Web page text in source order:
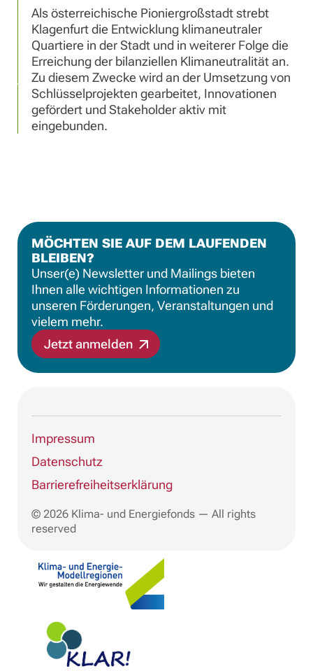
Als österreichische Pioniergroßstadt strebt
Klagenfurt die Entwicklung klimaneutraler
Quartiere in der Stadt und in weiterer Folge die
Erreichung der bilanziellen Klimaneutralität an.
Zu diesem Zwecke wird an der Umsetzung von
Schlüsselprojekten gearbeitet, Innovationen
gefördert und Stakeholder aktiv mit
eingebunden.
MÖCHTEN SIE AUF DEM LAUFENDEN
BLEIBEN?
Unser(e) Newsletter und Mailings bieten
Ihnen alle wichtigen Informationen zu
unseren Förderungen, Veranstaltungen und
vielem mehr.
Jetzt anmelden
Impressum
Datenschutz
Barrierefreiheitserklärung
© 2026 Klima- und Energiefonds — All rights
reserved